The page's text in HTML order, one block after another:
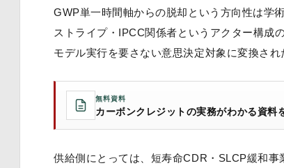
GWP単一時間軸からの脱却という方向性は学
ストライプ・IPCC関係者というアクター構成
モデル実行を要さない意思決定対象に変換され
無料資料
カーボンクレジットの実務がわかる資料
供給側にとっては、短寿命CDR・SLCP緩和